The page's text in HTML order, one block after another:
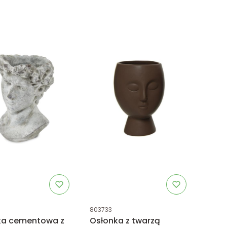
cementowa z
Kod produktu
803733
Osłonka z twarzą